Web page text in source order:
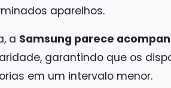
aparelhos.
a Samsung parece
garantindo que os
em um intervalo menor.